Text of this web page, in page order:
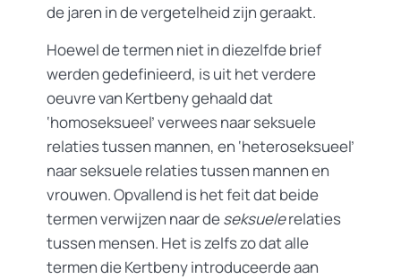
de jaren in de vergetelheid zijn geraakt.
Hoewel de termen niet in diezelfde brief
werden gedefinieerd, is uit het verdere
oeuvre van Kertbeny gehaald dat
‘homoseksueel’ verwees naar seksuele
relaties tussen mannen, en ‘heteroseksueel’
naar seksuele relaties tussen mannen en
vrouwen. Opvallend is het feit dat beide
termen verwijzen naar deseksuelerelaties
tussen mensen. Het is zelfs zo dat alle
termen die Kertbeny introduceerde aan